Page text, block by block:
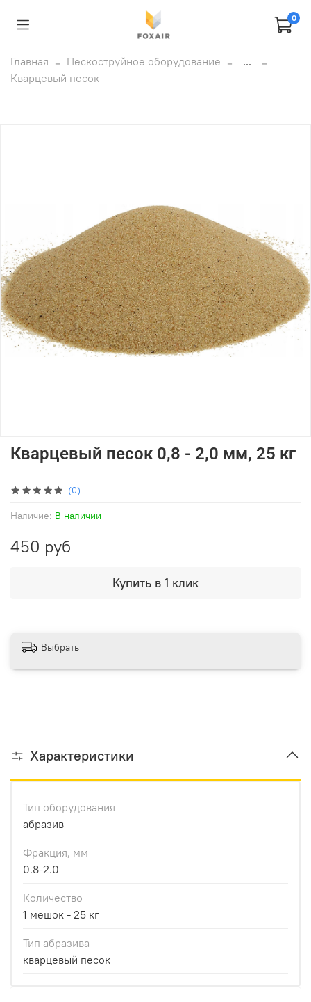
0
Главная Пескоструйное оборудование
...
Кварцевый песок
(0)
Наличие: В наличии
Кварцевый песок 0,8 - 2,0 мм, 25 кг
450 руб
Купить в 1 клик
Выбрать
Характеристики
Тип оборудования
абразив
Фракция, мм
0.8-2.0
Количество
1 мешок - 25 кг
Тип абразива
кварцевый песок